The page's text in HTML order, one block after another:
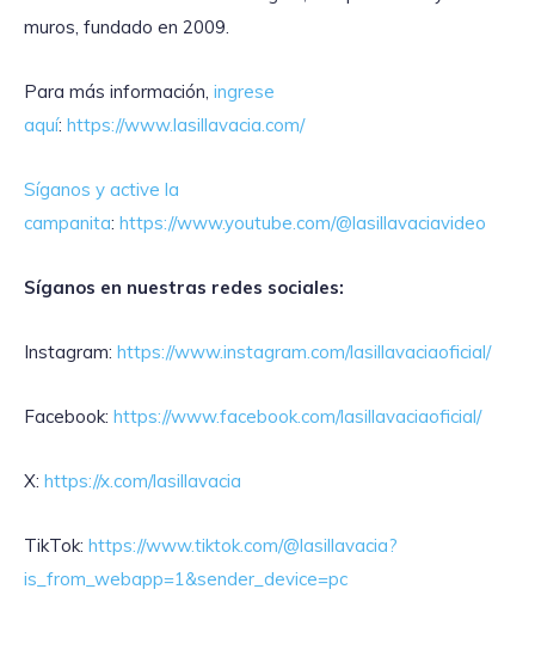
muros, fundado en 2009.
Para más información, ingrese
aquí: https://www.lasillavacia.com/
Síganos y active la
campanita: https://www.youtube.com/@lasillavaciavideo
Síganos en nuestras redes sociales:
Instagram: https://www.instagram.com/lasillavaciaoficial/
Facebook: https://www.facebook.com/lasillavaciaoficial/
X: https://x.com/lasillavacia
TikTok: https://www.tiktok.com/@lasillavacia?
is_from_webapp=1&sender_device=pc